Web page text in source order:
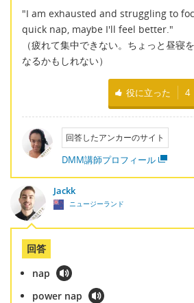
"I am exhausted and struggling to
quick nap, maybe I'll feel better."
（疲れて集中できない。ちょっと昼寝
なるかもしれない）
役に立った 4
回答したアンカーのサイト
DMM講師プロフィール
Jackk
ニュージーランド
回答
nap
power nap